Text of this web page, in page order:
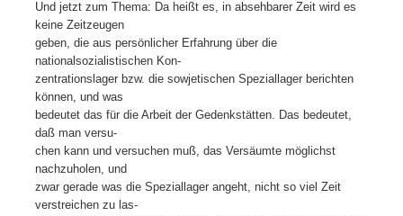
Und jetzt zum Thema: Da heißt es, in absehbarer Zeit wird es
keine Zeitzeugen
geben, die aus persönlicher Erfahrung über die
nationalsozialistischen Kon-
zentrationslager bzw. die sowjetischen Speziallager berichten
können, und was
bedeutet das für die Arbeit der Gedenkstätten. Das bedeutet,
daß man versu-
chen kann und versuchen muß, das Versäumte möglichst
nachzuholen, und
zwar gerade was die Speziallager angeht, nicht so viel Zeit
verstreichen zu las-